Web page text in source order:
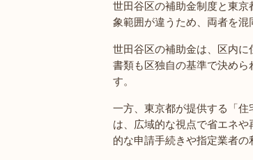
世田谷区の補助金制度と東
象範囲が違うため、両者を混
世田谷区の補助金は、区内
書類も区独自の基準で決め
す。
一方、東京都が提供する「
は、広域的な視点で省エネ
的な申請手続きや指定業者の